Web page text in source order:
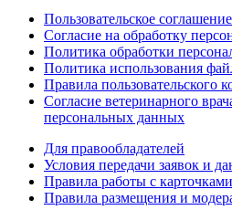
Пользовательское соглашение
Согласие на обработку
Политика обработки
Политика использования
Правила пользовательского
Согласие ветеринарного
персональных данных
Для правообладателей
Условия передачи заявок и
Правила работы с
Правила размещения и